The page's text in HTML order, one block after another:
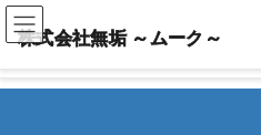
株式会社無垢 ～ムーク～
株式会社無垢 ～ムーク～